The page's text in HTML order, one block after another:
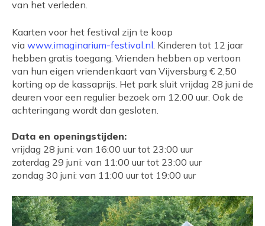
van het verleden.
Kaarten voor het festival zijn te koop
via www.imaginarium-festival.nl . Kinderen tot 12 jaar
hebben gratis toegang. Vrienden hebben op vertoon
van hun eigen vriendenkaart van Vijversburg € 2,50
korting op de kassaprijs. Het park sluit vrijdag 28 juni de
deuren voor een regulier bezoek om 12.00 uur. Ook de
achteringang wordt dan gesloten.
Data en openingstijden:
vrijdag 28 juni: van 16:00 uur tot 23:00 uur
zaterdag 29 juni: van 11:00 uur tot 23:00 uur
zondag 30 juni: van 11:00 uur tot 19:00 uur